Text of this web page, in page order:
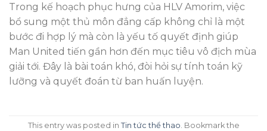
Trong kế hoạch phục hưng của HLV Amorim, việc
bổ sung một thủ môn đẳng cấp không chỉ là một
bước đi hợp lý mà còn là yếu tố quyết định giúp
Man United tiến gần hơn đến mục tiêu vô địch mùa
giải tới. Đây là bài toán khó, đòi hỏi sự tính toán kỹ
lưỡng và quyết đoán từ ban huấn luyện.
This entry was posted in Tin tức thể thao. Bookmark the